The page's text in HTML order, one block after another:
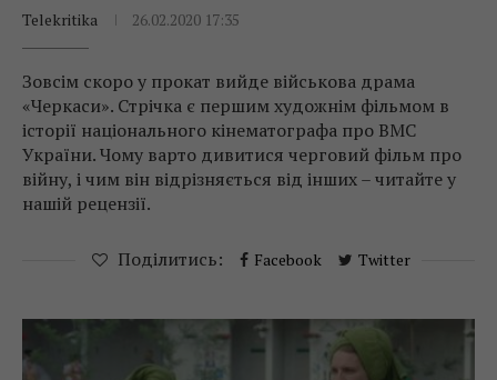
Telekritika 26.02.2020 17:35
Зовсім скоро у прокат вийде військова драма
«Черкаси». Стрічка є першим художнім фільмом в
історії національного кінематографа про ВМС
України. Чому варто дивитися черговий фільм про
війну, і чим він відрізняється від інших – читайте у
нашій рецензії.
Поділитись: Facebook Twitter